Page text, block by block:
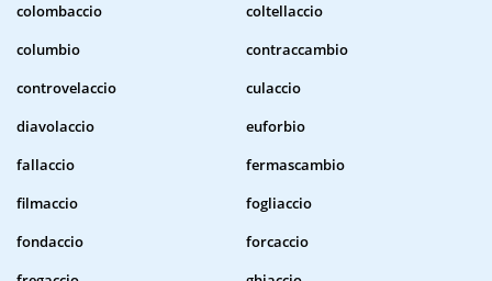
colombaccio
coltellaccio
columbio
contraccambio
controvelaccio
culaccio
diavolaccio
euforbio
fallaccio
fermascambio
filmaccio
fogliaccio
fondaccio
forcaccio